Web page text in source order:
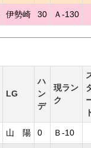
伊勢崎 30 Ａ-130
LG
ハ
ン
デ
現ラン
ク
山 陽 0 Ｂ-10